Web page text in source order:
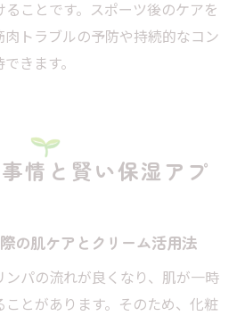
ことです。スポーツ後のケアを
トラブルの予防や持続的なコン
きます。
情と賢い保湿アプ
の肌ケアとクリーム活用法
パの流れが良くなり、肌が一時
とがあります。そのため、化粧